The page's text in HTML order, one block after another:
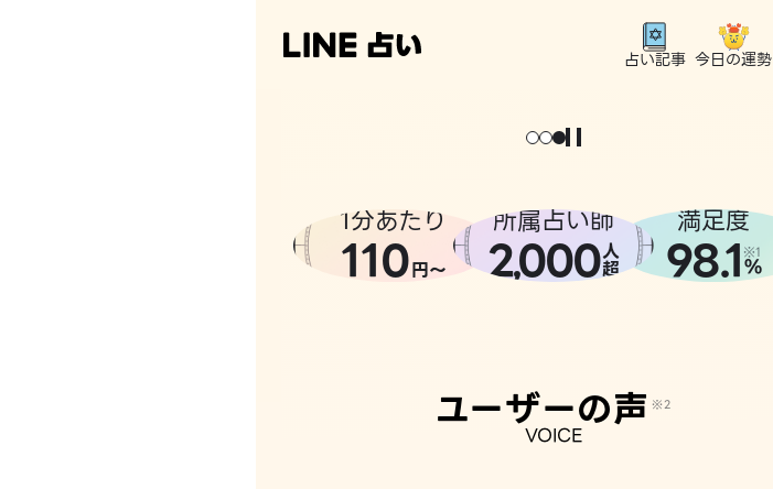
占い記事 今日の運勢
1分あたり
110円〜
所属占い師
2,000人
超
満足度
98.1 ※1
%
ユーザーの声 ※2
VOICE